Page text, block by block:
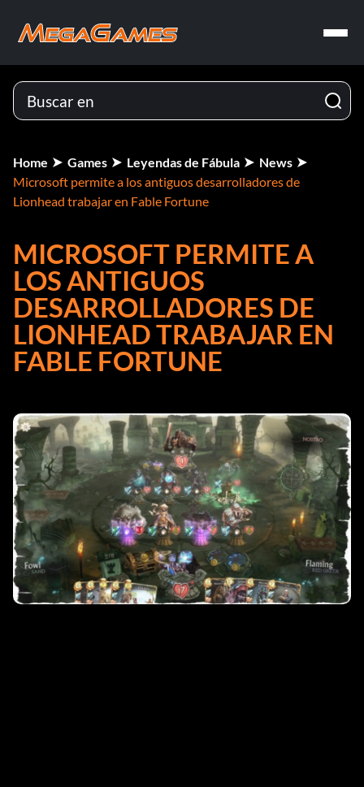
Home Games Leyendas de Fábula
News
Microsoft permite a los antiguos desarrolladores de
Lionhead trabajar en Fable Fortune
MICROSOFT PERMITE A
LOS ANTIGUOS
DESARROLLADORES DE
LIONHEAD TRABAJAR EN
FABLE FORTUNE